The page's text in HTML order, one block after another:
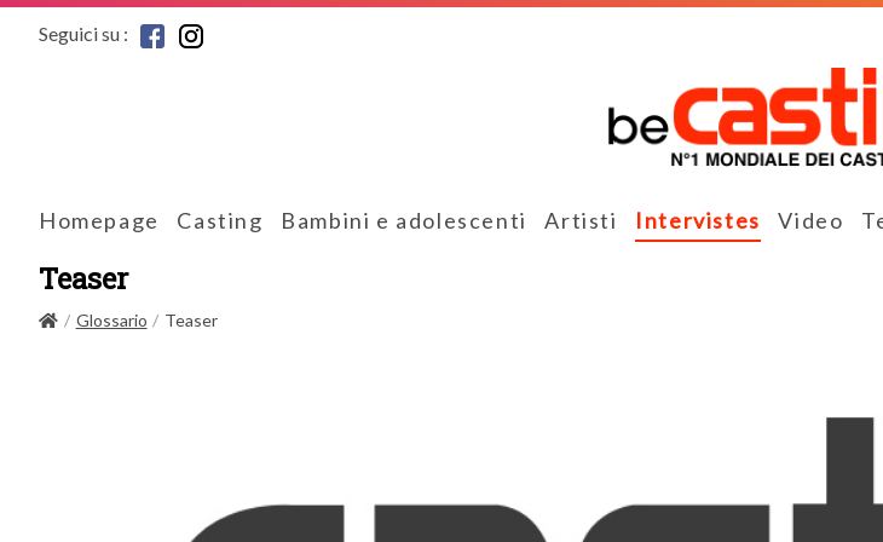
Seguici su :
Homepage Casting Bambini e adolescenti Artisti Intervistes Video
Teaser
Glossario Teaser